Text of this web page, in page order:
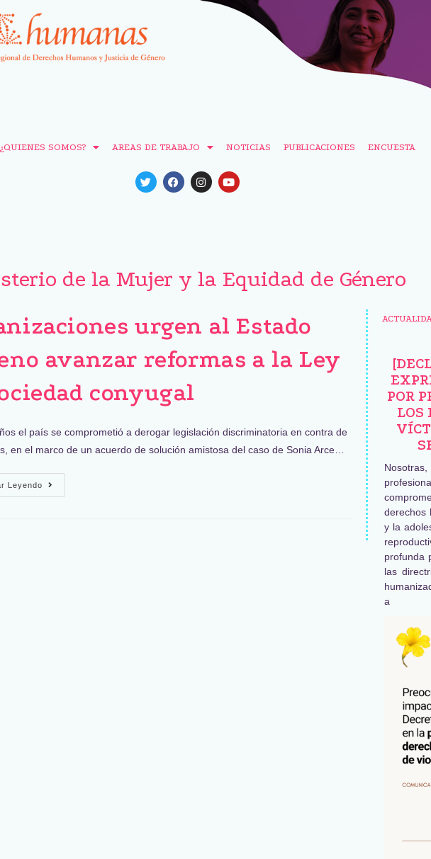
¿QUIENES SOMOS? AREAS DE TRABAJO NOTICIAS PUBLICACIONES ENCUESTA
de la Mujer y la Equidad de Género
urgen al Estado
avanzar reformas a la Ley
conyugal
el país se comprometió a derogar legislación discriminatoria en contra de
en el marco de un acuerdo de solución amistosa del caso de Sonia Arce…
Leyendo
POR
LOS
derechos
y la
profunda
las
a